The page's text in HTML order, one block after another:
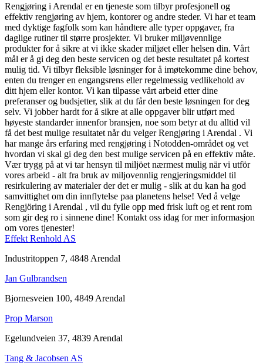
Rengjøring i Arendal er en tjeneste som tilbyr profesjonell og
effektiv rengjøring av hjem, kontorer og andre steder. Vi har et team
med dyktige fagfolk som kan håndtere alle typer oppgaver, fra
daglige rutiner til større prosjekter. Vi bruker miljøvennlige
produkter for å sikre at vi ikke skader miljøet eller helsen din. Vårt
mål er å gi deg den beste servicen og det beste resultatet på kortest
mulig tid. Vi tilbyr fleksible løsninger for å imøtekomme dine behov,
enten du trenger en engangsrens eller regelmessig vedlikehold av
ditt hjem eller kontor. Vi kan tilpasse vårt arbeid etter dine
preferanser og budsjetter, slik at du får den beste løsningen for deg
selv. Vi jobber hardt for å sikre at alle oppgaver blir utført med
høyeste standarder innenfor bransjen, noe som betyr at du alltid vil
få det best mulige resultatet når du velger Rengjøring i Arendal . Vi
har mange års erfaring med rengjøring i Notodden-området og vet
hvordan vi skal gi deg den best mulige servicen på en effektiv måte.
Vær trygg på at vi tar hensyn til miljöet nærmest mulig när vi utför
vores arbeid - alt fra bruk av miljovennlig rengjeringsmiddel til
resirkulering av materialer der det er mulig - slik at du kan ha god
samvittighet om din innflytelse paa planetens helse! Ved å velge
Rengjöring i Arendal , vil du fylle opp med frisk luft og et rent rom
som gir deg ro i sinnene dine! Kontakt oss idag for mer informasjon
om vores tjenester!
Effekt Renhold AS
Industritoppen 7, 4848 Arendal
Jan Gulbrandsen
Bjornesveien 100, 4849 Arendal
Prop Marson
Egelundveien 37, 4839 Arendal
Tang & Jacobsen AS